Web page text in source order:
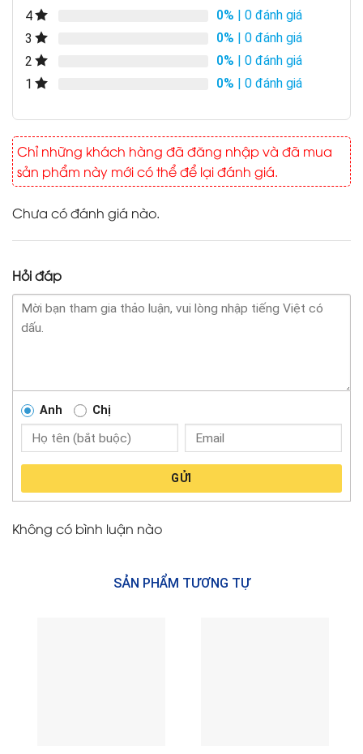
4
0% | 0 đánh giá
3
0% | 0 đánh giá
2
0% | 0 đánh giá
1
0% | 0 đánh giá
Chỉ những khách hàng đã đăng nhập và đã mua
sản phẩm này mới có thể để lại đánh giá.
Chưa có đánh giá nào.
Hỏi đáp
Anh Chị
GỬI
Không có bình luận nào
SẢN PHẨM TƯƠNG TỰ